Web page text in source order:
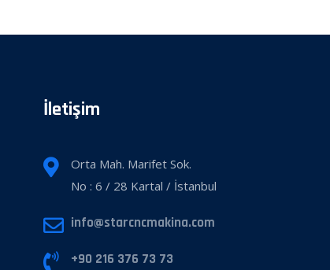
İletişim
Orta Mah. Marifet Sok.
No : 6 / 28 Kartal / İstanbul
info@starcncmakina.com
+90 216 376 73 73